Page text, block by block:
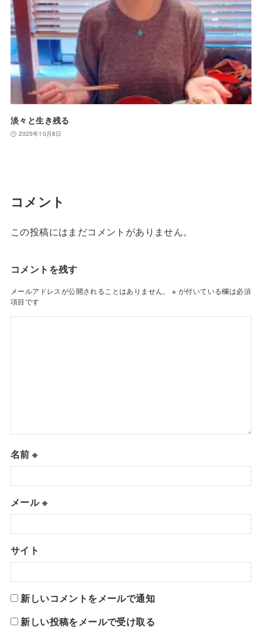
淡々と生き残る
2025年10月8日
コメント
この投稿にはまだコメントがありません。
コメントを残す
メールアドレスが公開されることはありません。 ※ が付いている欄は必須
項目です
名前※
メール※
サイト
新しいコメントをメールで通知
新しい投稿をメールで受け取る